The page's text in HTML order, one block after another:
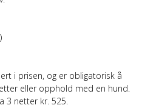
i prisen, og er obligatorisk å
eller opphold med en hund.
3 netter kr. 525.